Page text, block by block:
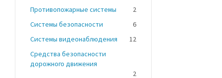
Противопожарные системы
2
Системы безопасности
6
Системы видеонаблюдения
12
Средства безопасности
дорожного движения
2